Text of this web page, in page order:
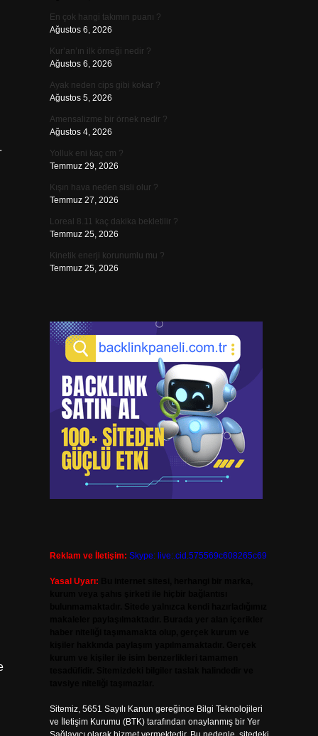
En çok hangi takımın puanı ?
Ağustos 6, 2026
Kur’an’ın ilk örneği nedir ?
Ağustos 6, 2026
Ayak neden cips gibi kokar ?
Ağustos 5, 2026
Amensalizme bir örnek nedir ?
Ağustos 4, 2026
Yolluk eni kaç cm ?
Temmuz 29, 2026
Kışın hava neden sisli olur ?
Temmuz 27, 2026
Loreal 8.11 kaç dakika bekletilir ?
Temmuz 25, 2026
Kinetik enerji korunumlu mu ?
Temmuz 25, 2026
Reklam ve İletişim: Skype: live:.cid.575569c608265c69
Yasal Uyarı:
Sitemiz, 5651 Sayılı Kanun gereğince Bilgi Teknolojileri
ve İletişim Kurumu (BTK) tarafından onaylanmış bir Yer